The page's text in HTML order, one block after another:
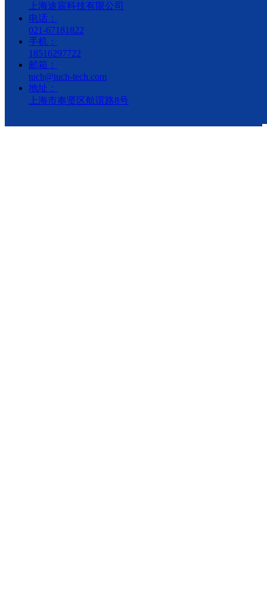
消毒液
拖布、拖把
生物医药耗材
过滤产品
上海途宸科技有限公司
电话：
021-67181822
手机：
18516297722
邮箱：
tuch@tuch-tech.com
地址：
上海市奉贤区航谊路8号